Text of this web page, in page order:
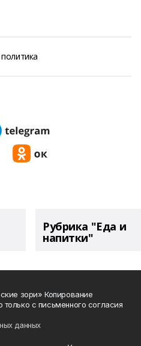
политика
Рубрика "Еда и
напитки"
зори» Копирование
с письменного согласия
данных